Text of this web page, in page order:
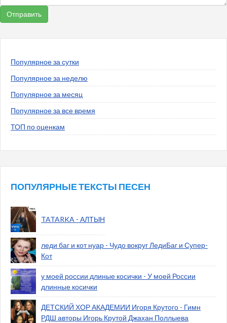
Популярное за сутки
Популярное за неделю
Популярное за месяц
Популярное за все время
ТОП по оценкам
ПОПУЛЯРНЫЕ ТЕКСТЫ ПЕСЕН
TATARKA - АЛТЫН
леди баг и кот нуар - Чудо вокруг ЛедиБаг и Супер-
Кот
у моей россии длиные косички - У моей России
длинные косички
ДЕТСКИЙ ХОР АКАДЕМИИ Игоря Крутого - Гимн
РДШ авторы Игорь Крутой Джахан Поллыева